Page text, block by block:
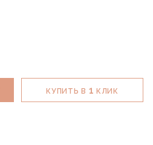
КУПИТЬ В 1 КЛИК